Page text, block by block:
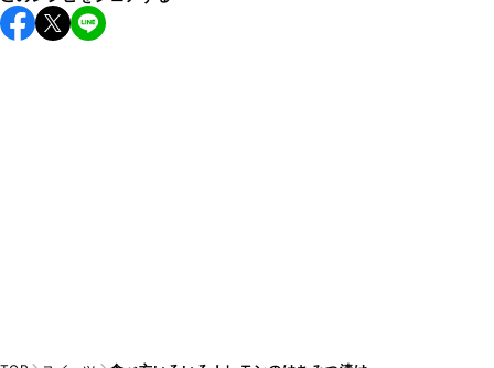
保存期間は冷蔵で1週間が目安です。なるべくお早めにお召し
上がりください。